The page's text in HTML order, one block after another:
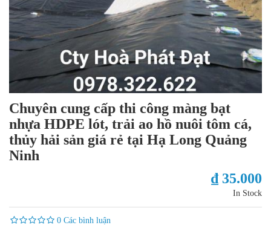
Chuyên cung cấp thi công màng bạt
nhựa HDPE lót, trải ao hồ nuôi tôm cá,
thủy hải sản giá rẻ tại Hạ Long Quảng
Ninh
₫ 35.000
In Stock
0 Các bình luận